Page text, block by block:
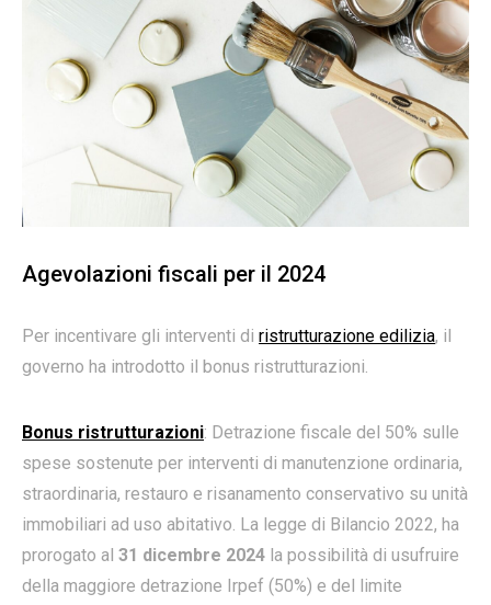
Agevolazioni fiscali per il 2024
Per incentivare gli interventi di ristrutturazione edilizia, il
governo ha introdotto il bonus ristrutturazioni.
Bonus ristrutturazioni: Detrazione fiscale del 50% sulle
spese sostenute per interventi di manutenzione ordinaria,
straordinaria, restauro e risanamento conservativo su unità
immobiliari ad uso abitativo. La legge di Bilancio 2022, ha
prorogato al 31 dicembre 2024 la possibilità di usufruire
della maggiore detrazione Irpef (50%) e del limite